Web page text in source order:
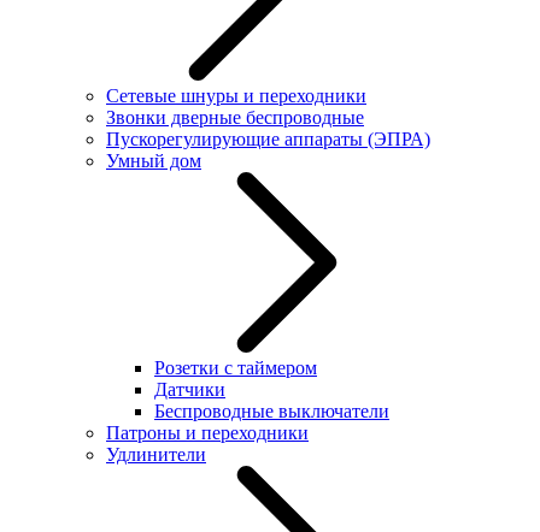
Сетевые шнуры и переходники
Звонки дверные беспроводные
Пускорегулирующие аппараты (ЭПРА)
Умный дом
Розетки с таймером
Датчики
Беспроводные выключатели
Патроны и переходники
Удлинители